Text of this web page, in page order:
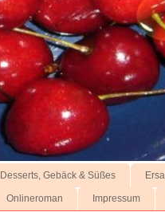
Desserts, Gebäck & Süßes
Onlineroman Impressum